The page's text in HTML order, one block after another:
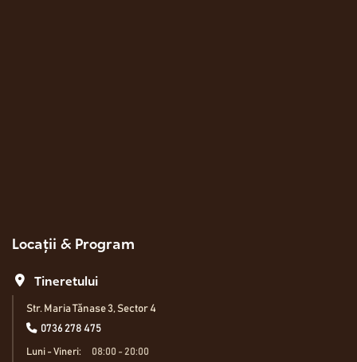
Locații & Program
Tineretului
Str. Maria Tănase 3, Sector 4
0736 278 475
Luni - Vineri:
08:00 - 20:00